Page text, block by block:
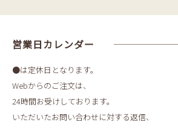
営業日カレンダー
●は定休日となります。
Webからのご注文は、
24時間お受けしております。
いただいたお問い合わせに対する返信、